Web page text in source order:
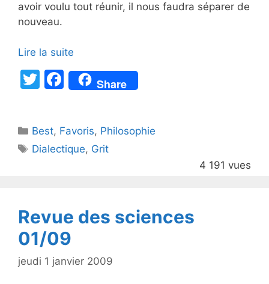
avoir voulu tout réunir, il nous faudra séparer de
nouveau.
Lire la suite
T
er
F
a
e
b
k
Share
Catégories
Best, Favoris, Philosophie
Étiquettes
Dialectique, Grit
4 191 vues
Revue des sciences
01/09
jeudi 1 janvier 2009